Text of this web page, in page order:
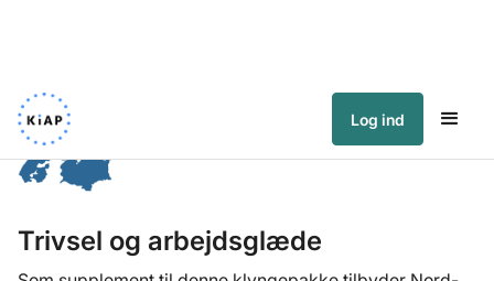
Log ind
Trivsel og arbejdsglæde